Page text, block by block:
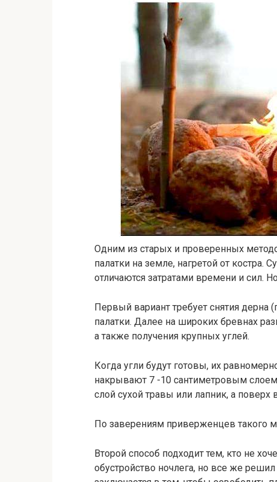
Одним из старых и проверенных
палатки на земле, нагретой от костра.
отличаются затратами времени и сил.
Первый вариант требует снятия
палатки. Далее на широких бревнах
а также получения крупных углей.
Когда угли будут готовы, их
накрывают 7 -10 сантиметровым
слой сухой травы или лапник, а поверх
По заверениям приверженцев такого
Второй способ подходит тем, кто не
обустройство ночлега, но все же